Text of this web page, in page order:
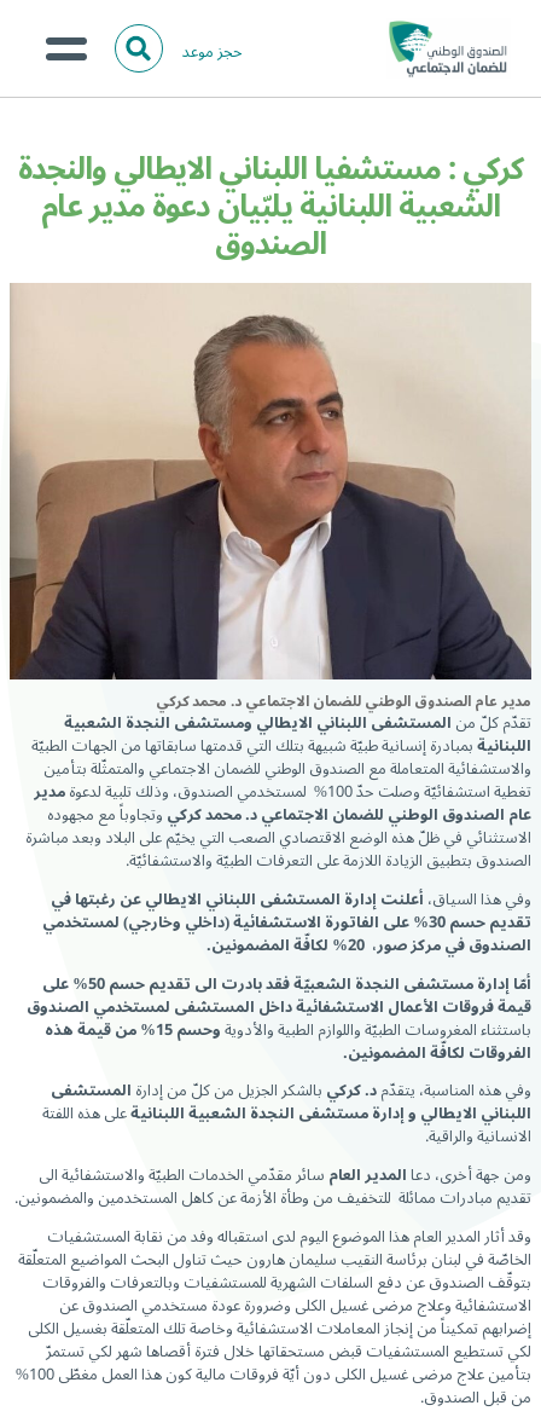
حجز موعد ا
ل
ث
الخدمات الالكترونية
المركز الإعلامي
تواصل معنا
البحث
كركي : مستشفيا اللبناني الايطالي والنجدة
الشعبية اللبنانية يلبّيان دعوة مدير عام
الصندوق
مدير عام الصندوق الوطني للضمان الاجتماعي د. محمد كركي
تقدّم كلّ منالمستشفى اللبناني الايطالي ومستشفى النجدة الشعبية
اللبنانيةبمبادرة إنسانية طبيّة شبيهة بتلك التي قدمتها سابقاتها من الجهات الطبيّة
والاستشفائية المتعاملة مع الصندوق الوطني للضمان الاجتماعي والمتمثّلة بتأمين
تغطية استشفائيّة وصلت حدّ 100% لمستخدمي الصندوق، وذلك تلبية لدعوة مدير
عام الصندوق الوطني للضمان الاجتماعي د. محمد كركيوتجاوباً مع مجهوده
الاستثنائي في ظلّ هذه الوضع الاقتصادي الصعب التي يخيّم على البلاد وبعد مباشرة
الصندوق بتطبيق الزيادة اللازمة على التعرفات الطبيّة والاستشفائيّة.
وفي هذا السياق،أعلنت إدارة المستشفى اللبناني الايطالي عن رغبتها في
تقديم حسم30% على الفاتورة الاستشفائية (داخلي وخارجي) لمستخدمي
الصندوق في مركز صور، 20% لكافّة المضمونين.
أمّا إدارة مستشفى النجدة الشعبيّة فقد بادرت الى تقديم حسم50% على
قيمة فروقات الأعمال الاستشفائية داخل المستشفى لمستخدمي الصندوق
باستثناء المغروسات الطبيّة واللوازم الطبية والأدوية وحسم 15% من قيمة هذه
الفروقات لكافّة المضمونين.
وفي هذه المناسبة، يتقدّمد. كركيبالشكر الجزيل من كلّ من إدارةالمستشفى
اللبناني الايطالي و إدارة مستشفى النجدة الشعبية اللبنانيةعلى هذه اللفتة
الانسانية والراقية.
ومن جهة أخرى، دعاالمدير العامسائر مقدّمي الخدمات الطبيّة والاستشفائية الى
تقديم مبادرات ممائلة للتخفيف من وطأة الأزمة عن كاهل المستخدمين والمضمونين.
وقد أثار المدير العام هذا الموضوع اليوم لدى استقباله وفد من نقابة المستشفيات
الخاصّة في لبنان برئاسة النقيب سليمان هارون حيث تناول البحث المواضيع المتعلّقة
بتوقّف الصندوق عن دفع السلفات الشهرية للمستشفيات وبالتعرفات والفروقات
الاستشفائية وعلاج مرضى غسيل الكلى وضرورة عودة مستخدمي الصندوق عن
إضرابهم تمكيناً من إنجاز المعاملات الاستشفائية وخاصة تلك المتعلّقة بغسيل الكلى
لكي تستطيع المستشفيات قبض مستحقاتها خلال فترة أقصاها شهر لكي تستمرّ
بتأمين علاج مرضى غسيل الكلى دون أيّة فروقات مالية كون هذا العمل مغطّى 100%
من قبل الصندوق.